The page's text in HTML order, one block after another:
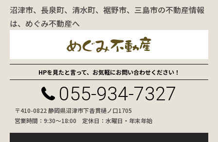
沼津市、長泉町、清水町、裾野市、三島市の不動産情報
は、めぐみ不動産へ
HPを見たと言って、お気軽にお問い合わせください！
055-934-7327
〒410-0822 静岡県沼津市下香貫樋ノ口1705
営業時間：9:30〜18:00 定休日：水曜日・年末年始